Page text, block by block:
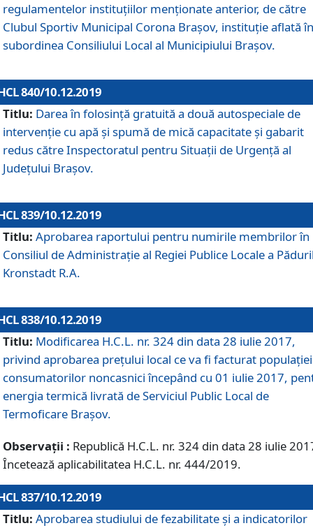
regulamentelor instituțiilor menționate anterior, de către
Clubul Sportiv Municipal Corona Braşov, instituție aflată în
subordinea Consiliului Local al Municipiului Brașov.
840/10.12.2019
Titlu: Darea în folosință gratuită a două autospeciale de
intervenție cu apă și spumă de mică capacitate și gabarit
redus către Inspectoratul pentru Situaţii de Urgenţă al
Judeţului Brașov.
839/10.12.2019
Titlu: Aprobarea raportului pentru numirile membrilor în
Consiliul de Administraţie al Regiei Publice Locale a
Kronstadt R.A.
838/10.12.2019
Titlu: Modificarea H.C.L. nr. 324 din data 28 iulie 2017,
privind aprobarea preţului local ce va fi facturat
consumatorilor noncasnici începând cu 01 iulie 2017,
energia termică livrată de Serviciul Public Local de
Termoficare Braşov.
Observații : Republică H.C.L. nr. 324 din data 28 iulie
Încetează aplicabilitatea H.C.L. nr. 444/2019.
837/10.12.2019
Titlu: Aprobarea studiului de fezabilitate și a indicatorilor